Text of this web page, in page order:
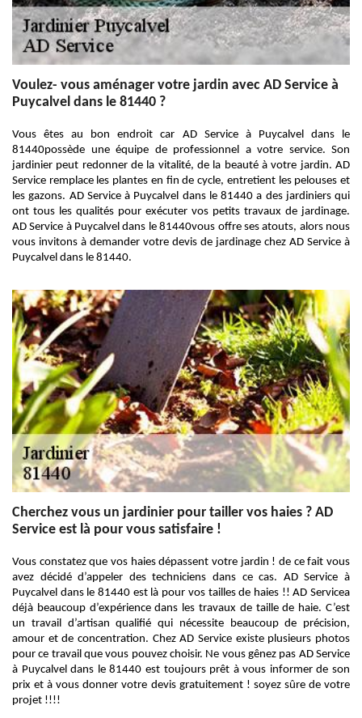
Voulez- vous aménager votre jardin avec AD Service à
Puycalvel dans le 81440 ?
Vous êtes au bon endroit car AD Service à Puycalvel dans le
81440possède une équipe de professionnel a votre service. Son
jardinier peut redonner de la vitalité, de la beauté à votre jardin. AD
Service remplace les plantes en fin de cycle, entretient les pelouses et
les gazons. AD Service à Puycalvel dans le 81440 a des jardiniers qui
ont tous les qualités pour exécuter vos petits travaux de jardinage.
AD Service à Puycalvel dans le 81440vous offre ses atouts, alors nous
vous invitons à demander votre devis de jardinage chez AD Service à
Puycalvel dans le 81440.
Cherchez vous un jardinier pour tailler vos haies ? AD
Service est là pour vous satisfaire !
Vous constatez que vos haies dépassent votre jardin ! de ce fait vous
avez décidé d’appeler des techniciens dans ce cas. AD Service à
Puycalvel dans le 81440 est là pour vos tailles de haies !! AD Servicea
déjà beaucoup d’expérience dans les travaux de taille de haie. C’est
un travail d’artisan qualifié qui nécessite beaucoup de précision,
amour et de concentration. Chez AD Service existe plusieurs photos
pour ce travail que vous pouvez choisir. Ne vous gênez pas AD Service
à Puycalvel dans le 81440 est toujours prêt à vous informer de son
prix et à vous donner votre devis gratuitement ! soyez sûre de votre
projet !!!!